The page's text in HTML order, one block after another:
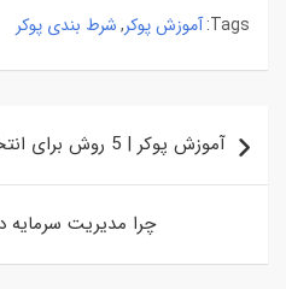
Tags: آموزش پوکر, شرط ‌بندی پوکر
راهبری
نوشته
آموزش پوکر | 5 روش برای انتخاب بازی پوکر آنلاین
چرا مدیریت سرمایه